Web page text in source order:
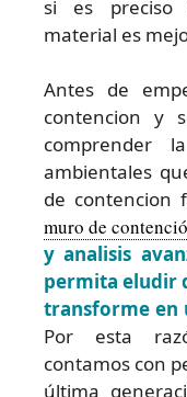
si es preciso
material es
Antes de
contencion y
comprender
ambientales
de contencion
muro de
y analisis
permita eludir
transforme en
Por esta
contamos con
última